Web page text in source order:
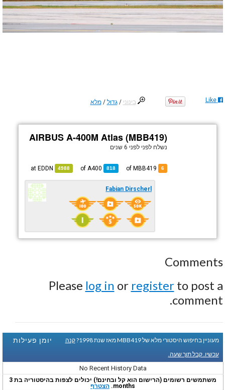
בינוני /גדול /מלא Like
AIRBUS A-400M Atlas (MBB419)
נשלח לפני לפני 6 שנים
6
818
A400
4988
EDDN
Fabian Dirscherl
Comments
Please log in or registerto post a
comment.
יומן פעילות מעוניין בחיפוש היסטורי מלא של MBB419 מאז שנת 1998?
קנה
עכשיו. קבל תוך שעה.
No Recent History Data
משתמשים רשומים (הרישום הוא קל ובחינם!) יכולים לצפות בהיסטוריה בת 3
months. הצטרף